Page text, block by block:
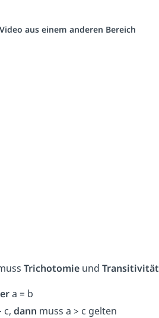
aus einem anderen Bereich
Trichotomie und Transitivität
a = b
c, dann muss a > c gelten